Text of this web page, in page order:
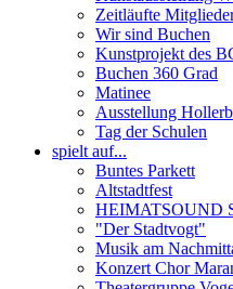
Zeitläufte
Wir sind Buchen
Kunstprojekt des
Buchen 360 Grad
Matinee
Ausstellung
Tag der Schulen
spielt auf...
Buntes Parkett
Altstadtfest
HEIMATSOUND
"Der Stadtvogt"
Musik am
Konzert Chor